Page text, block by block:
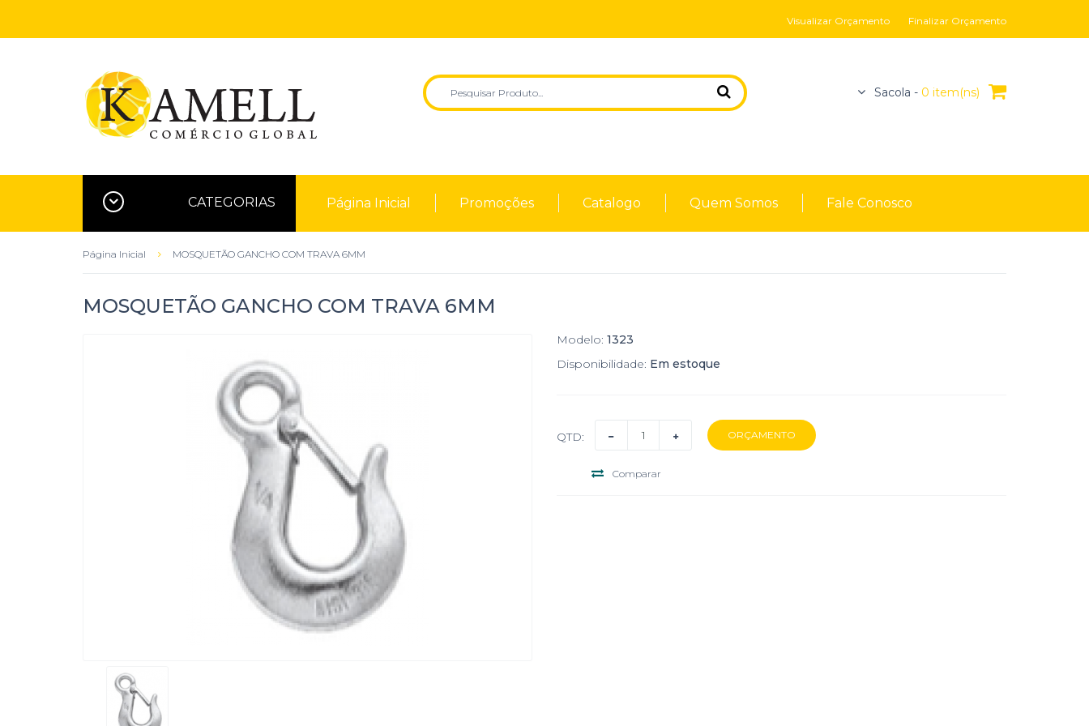
Visualizar Orçamento Finalizar Orçamento
Sacola - 0 item(ns)
CATEGORIAS Página Inicial Promoções Catalogo Quem Somos Fale Conosco
Página Inicial MOSQUETÃO GANCHO COM TRAVA 6MM
MOSQUETÃO GANCHO COM TRAVA 6MM
Modelo: 1323
Disponibilidade: Em estoque
QTD:
Comparar